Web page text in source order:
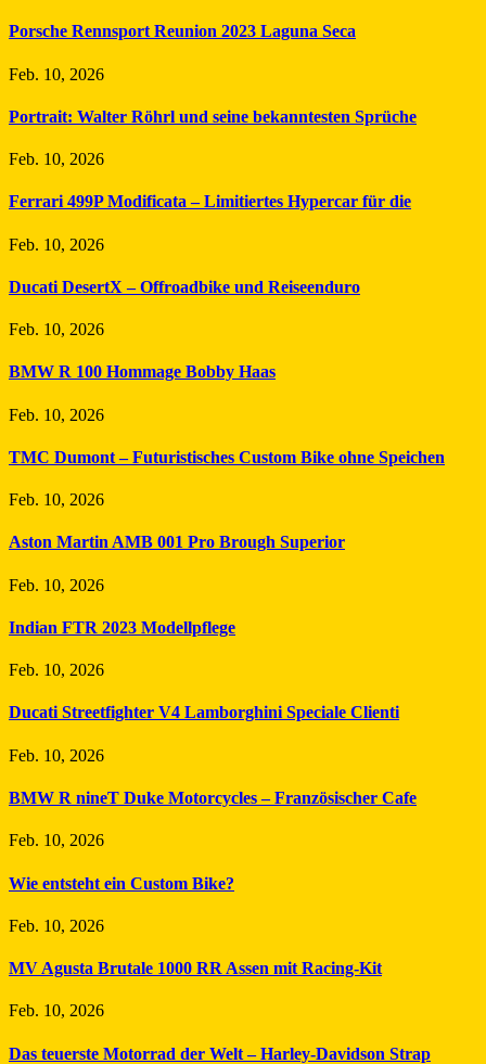
Porsche Rennsport Reunion 2023 Laguna Seca
Feb. 10, 2026
Portrait: Walter Röhrl und seine bekanntesten Sprüche
Feb. 10, 2026
Ferrari 499P Modificata – Limitiertes Hypercar für die
Feb. 10, 2026
Ducati DesertX – Offroadbike und Reiseenduro
Feb. 10, 2026
BMW R 100 Hommage Bobby Haas
Feb. 10, 2026
TMC Dumont – Futuristisches Custom Bike ohne Speichen
Feb. 10, 2026
Aston Martin AMB 001 Pro Brough Superior
Feb. 10, 2026
Indian FTR 2023 Modellpflege
Feb. 10, 2026
Ducati Streetfighter V4 Lamborghini Speciale Clienti
Feb. 10, 2026
BMW R nineT Duke Motorcycles – Französischer Cafe
Feb. 10, 2026
Wie entsteht ein Custom Bike?
Feb. 10, 2026
MV Agusta Brutale 1000 RR Assen mit Racing-Kit
Feb. 10, 2026
Das teuerste Motorrad der Welt – Harley-Davidson Strap